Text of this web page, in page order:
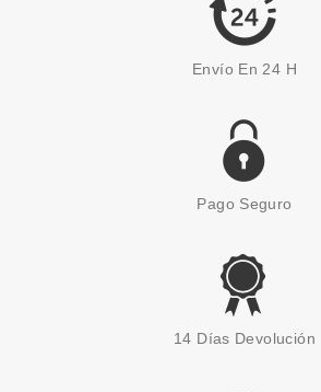
CATRICE
PESTAÑAS POSTIZAS DE
Envío En 24 H
Pago Seguro
14 Días Devolución